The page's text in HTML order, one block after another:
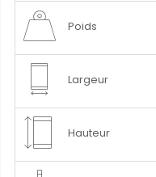
Poids
Largeur
Hauteur